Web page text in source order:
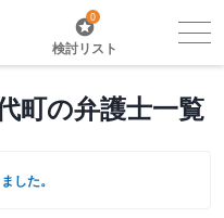
0
検討リスト
町の弁護士一覧
した。